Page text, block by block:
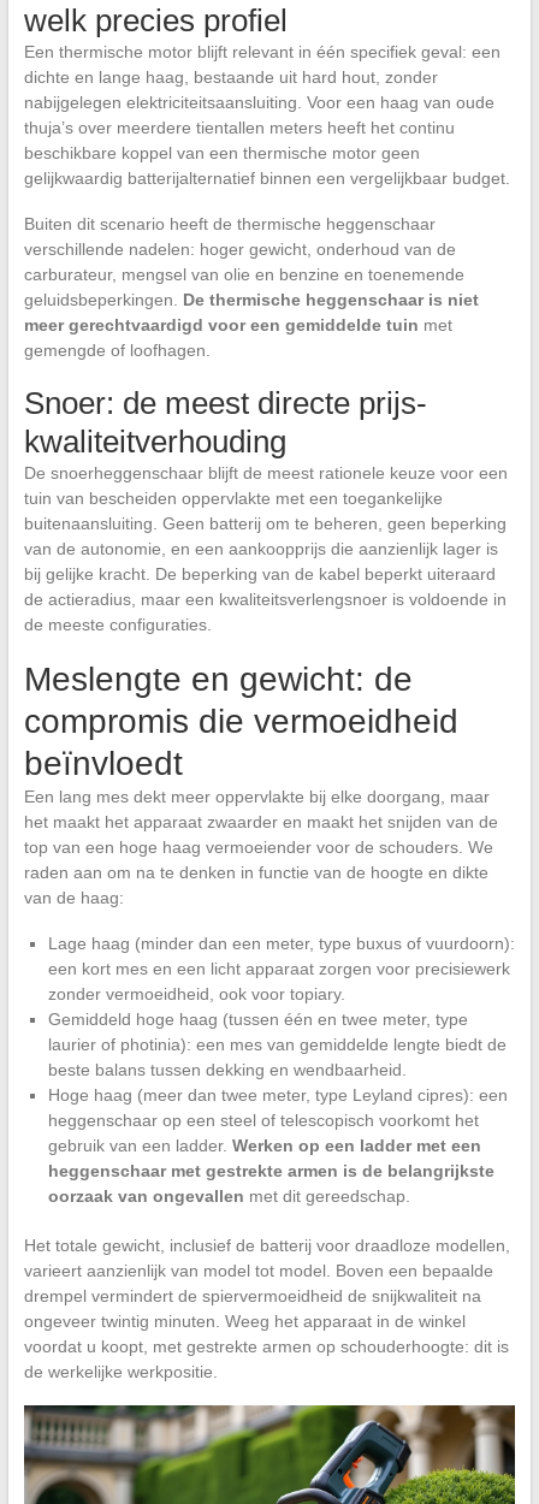
welk precies profiel
Een thermische motor blijft relevant in één specifiek geval: een
dichte en lange haag, bestaande uit hard hout, zonder
nabijgelegen elektriciteitsaansluiting. Voor een haag van oude
thuja’s over meerdere tientallen meters heeft het continu
beschikbare koppel van een thermische motor geen
gelijkwaardig batterijalternatief binnen een vergelijkbaar budget.
Buiten dit scenario heeft de thermische heggenschaar
verschillende nadelen: hoger gewicht, onderhoud van de
carburateur, mengsel van olie en benzine en toenemende
geluidsbeperkingen. De thermische heggenschaar is niet
meer gerechtvaardigd voor een gemiddelde tuin met
gemengde of loofhagen.
Snoer: de meest directe prijs-
kwaliteitverhouding
De snoerheggenschaar blijft de meest rationele keuze voor een
tuin van bescheiden oppervlakte met een toegankelijke
buitenaansluiting. Geen batterij om te beheren, geen beperking
van de autonomie, en een aankoopprijs die aanzienlijk lager is
bij gelijke kracht. De beperking van de kabel beperkt uiteraard
de actieradius, maar een kwaliteitsverlengsnoer is voldoende in
de meeste configuraties.
Meslengte en gewicht: de
compromis die vermoeidheid
beïnvloedt
Een lang mes dekt meer oppervlakte bij elke doorgang, maar
het maakt het apparaat zwaarder en maakt het snijden van de
top van een hoge haag vermoeiender voor de schouders. We
raden aan om na te denken in functie van de hoogte en dikte
van de haag:
Lage haag (minder dan een meter, type buxus of vuurdoorn):
een kort mes en een licht apparaat zorgen voor precisiewerk
zonder vermoeidheid, ook voor topiary.
Gemiddeld hoge haag (tussen één en twee meter, type
laurier of photinia): een mes van gemiddelde lengte biedt de
beste balans tussen dekking en wendbaarheid.
Hoge haag (meer dan twee meter, type Leyland cipres): een
heggenschaar op een steel of telescopisch voorkomt het
gebruik van een ladder. Werken op een ladder met een
heggenschaar met gestrekte armen is de belangrijkste
oorzaak van ongevallen met dit gereedschap.
Het totale gewicht, inclusief de batterij voor draadloze modellen,
varieert aanzienlijk van model tot model. Boven een bepaalde
drempel vermindert de spiervermoeidheid de snijkwaliteit na
ongeveer twintig minuten. Weeg het apparaat in de winkel
voordat u koopt, met gestrekte armen op schouderhoogte: dit is
de werkelijke werkpositie.